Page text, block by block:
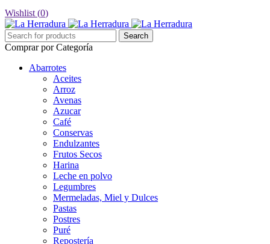
Wishlist (0)
Comprar por Categoría
Abarrotes
Aceites
Arroz
Avenas
Azucar
Café
Conservas
Endulzantes
Frutos Secos
Harina
Leche en polvo
Legumbres
Mermeladas, Miel y Dulces
Pastas
Postres
Puré
Repostería